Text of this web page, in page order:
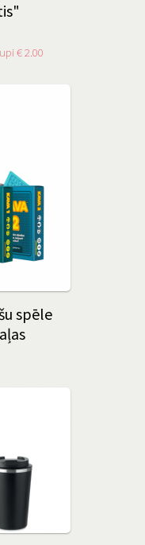
€ 2.00
spēle